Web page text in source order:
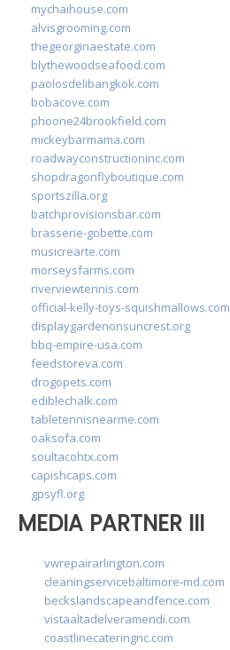
mychaihouse.com
alvisgrooming.com
thegeorginaestate.com
blythewoodseafood.com
paolosdelibangkok.com
bobacove.com
phoone24brookfield.com
mickeybarmama.com
roadwayconstructioninc.com
shopdragonflyboutique.com
sportszilla.org
batchprovisionsbar.com
brasserie-gobette.com
musicrearte.com
morseysfarms.com
riverviewtennis.com
official-kelly-toys-squishmallows.com
displaygardenonsuncrest.org
bbq-empire-usa.com
feedstoreva.com
drogopets.com
ediblechalk.com
tabletennisnearme.com
oaksofa.com
soultacohtx.com
capishcaps.com
gpsyfl.org
MEDIA PARTNER III
vwrepairarlington.com
cleaningservicebaltimore-md.com
beckslandscapeandfence.com
vistaaltadelveramendi.com
coastlinecateringnc.com